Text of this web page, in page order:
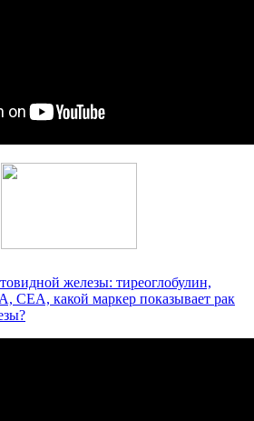
железы: тиреоглобулин,
СЕА, какой маркер показывает рак